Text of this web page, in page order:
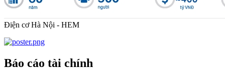
Điện cơ Hà Nội - HEM
Báo cáo tài chính